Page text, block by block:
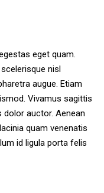
eget quam.
nisl
augue. Etiam
Vivamus sagittis
auctor. Aenean
quam venenatis
id ligula porta felis